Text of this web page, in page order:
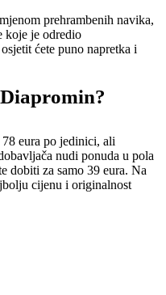
prehrambenih navika,
koje je odredio
ćete puno napretka i
eura po jedinici, ali
nudi ponuda u pola
dobiti za samo 39 eura. Na
cijenu i originalnost